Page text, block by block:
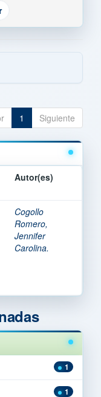
1 Siguiente
Autor(es)
Cogollo
Romero,
Jennifer
Carolina.
1
1